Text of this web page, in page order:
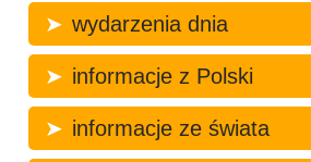
wydarzenia dnia
informacje z Polski
informacje ze świata